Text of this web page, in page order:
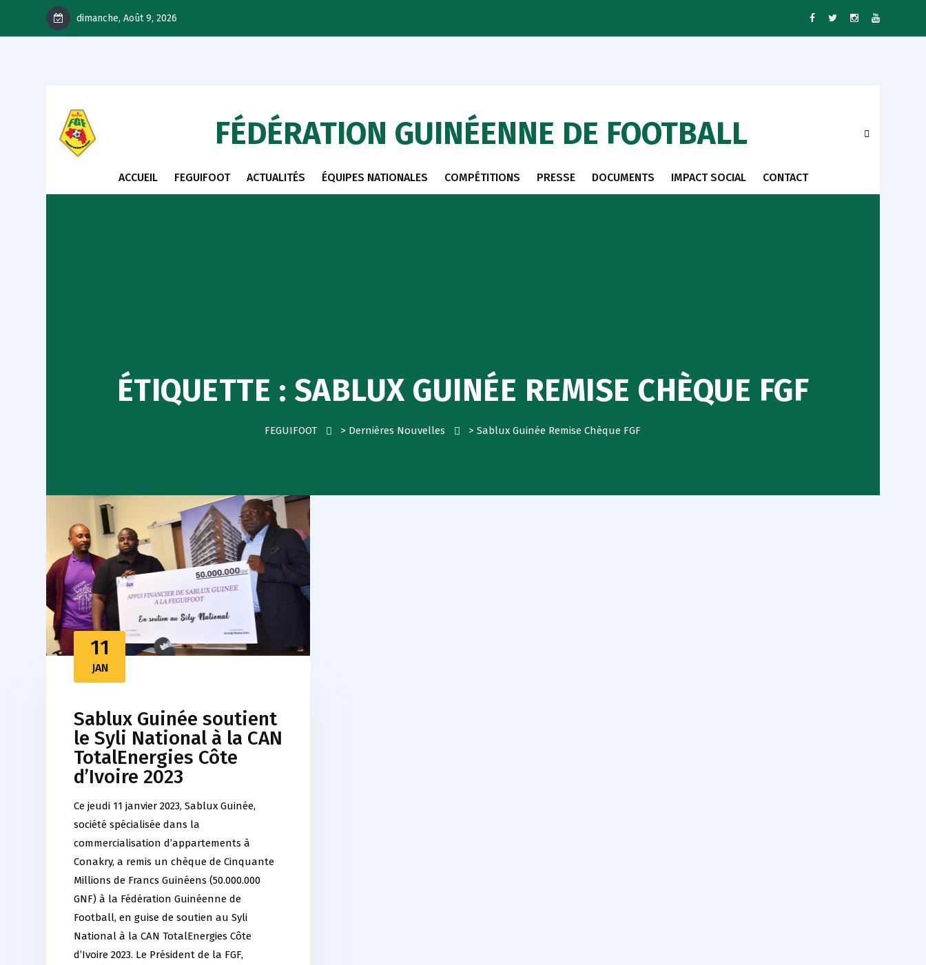
dimanche, Août 9, 2026
FÉDÉRATION GUINÉENNE DE FOOTBALL
ACCUEIL FEGUIFOOT ACTUALITÉS ÉQUIPES NATIONALES COMPÉTITIONS PRESSE DOCUMENTS IMPACT SOCIAL CONTACT
ÉTIQUETTE : SABLUX GUINÉE REMISE CHÈQUE FGF
FEGUIFOOT > Dernières Nouvelles > Sablux Guinée Remise Chèque FGF
11
JAN
Sablux Guinée soutient
le Syli National à la CAN
TotalEnergies Côte
d’Ivoire 2023
Ce jeudi 11 janvier 2023, Sablux Guinée,
société spécialisée dans la
commercialisation d’appartements à
Conakry, a remis un chèque de Cinquante
Millions de Francs Guinéens (50.000.000
GNF) à la Fédération Guinéenne de
Football, en guise de soutien au Syli
National à la CAN TotalEnergies Côte
d’Ivoire 2023. Le Président de la FGF,